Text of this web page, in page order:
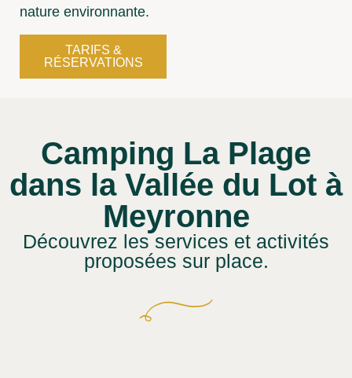
nature environnante.
TARIFS &
RÉSERVATIONS
Camping La Plage
dans la Vallée du Lot à
Meyronne
Découvrez les services et activités
proposées sur place.